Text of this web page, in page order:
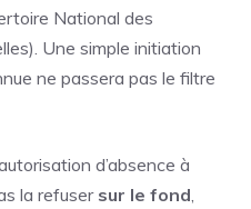
National des
Une simple initiation
ne passera pas le filtre
d’absence à
la refuser sur le fond,